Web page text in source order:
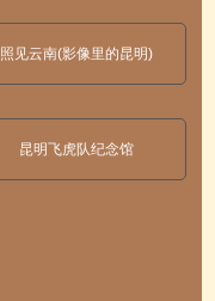
照见云南(影像里的昆明)
昆明飞虎队纪念馆